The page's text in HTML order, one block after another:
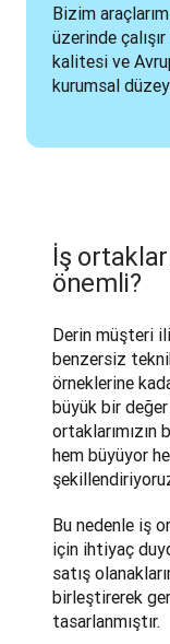
Bizim
üzerinde
kalitesi ve
kurumsal
İş
önemli?
Derin müşteri
benzersiz
örneklerine
büyük bir
ortaklarımızın
hem büyüyor
Bu nedenle iş
için ihtiyaç
satış
birleştirerek
tasarlanmıştır.